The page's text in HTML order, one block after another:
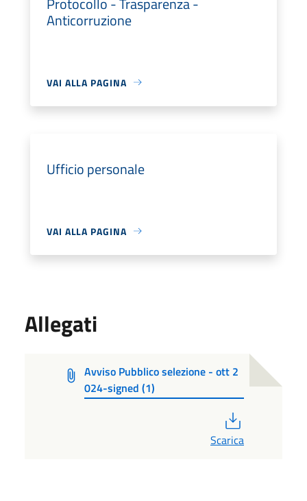
Anticorruzione
VAI ALLA PAGINA
Ufficio personale
VAI ALLA PAGINA
Allegati
Avviso Pubblico selezione - ott 2
024-signed (1)
Scarica